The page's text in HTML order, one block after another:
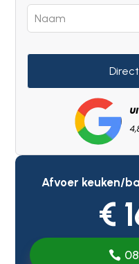
Afvoer keuken/
€